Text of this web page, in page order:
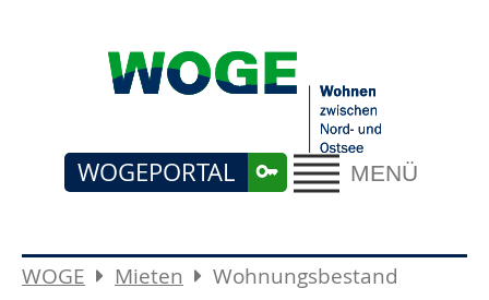
MENÜ
WOGEPORTAL
WOGE Mieten Wohnungsbestand